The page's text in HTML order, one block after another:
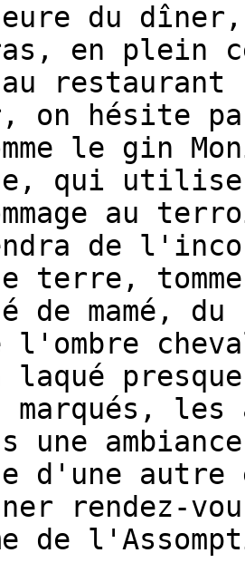
du
en plein
au
on hésite
le gin
qui utilise
au
de
de terre,
de mamé,
laqué
les
une
d'une autre
rendez-
de